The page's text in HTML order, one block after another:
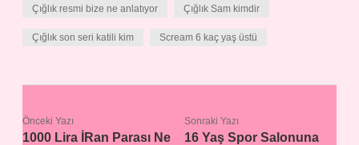
Çığlık resmi bize ne anlatıyor Çığlık Sam kimdir
Çığlık son seri katili kim Scream 6 kaç yaş üstü
Önceki Yazı
1000 Lira İRan Parası Ne
Sonraki Yazı
16 Yaş Spor Salonuna